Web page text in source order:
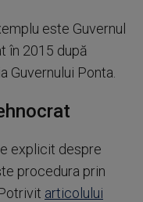
este Guvernul
în 2015 după
Guvernului Ponta.
explicit despre
procedura prin
articolului